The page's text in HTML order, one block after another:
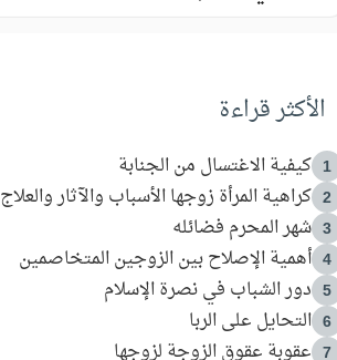
الأكثر قراءة
1 كيفية الاغتسال من الجنابة
2 كراهية المرأة زوجها الأسباب والآثار والعلاج
3 شهر المحرم فضائله
4 أهمية الإصلاح بين الزوجين المتخاصمين
5 دور الشباب في نصرة الإسلام
6 التحايل على الربا
7 عقوبة عقوق الزوجة لزوجها